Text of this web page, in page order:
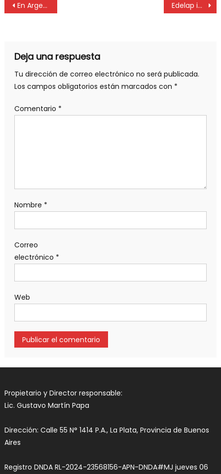
En Argentina, más de 3,2 millones de estudiantes cursan en establecimientos privados Edelap instaló 1.600 nuevas columnas de hormigón en adaptación al cambio climático
Deja una respuesta
Tu dirección de correo electrónico no será publicada.
Los campos obligatorios están marcados con *
Comentario *
Nombre *
Correo
electrónico *
Web
Propietario y Director responsable:
Lic. Gustavo Martín Papa
Dirección: Calle 55 N° 1414 P.A., La Plata, Provincia de Buenos
Aires
Registro DNDA RL-2024-23568156-APN-DNDA#MJ jueves 06